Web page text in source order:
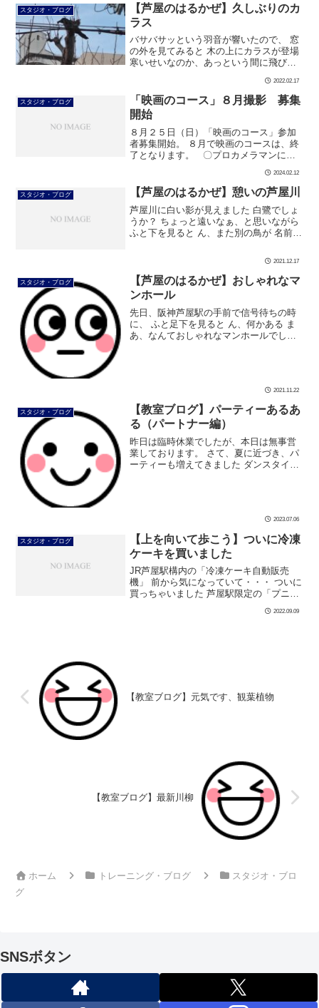
スタジオ・ブログ
【芦屋のはるかぜ】久しぶりのカ
ラス
バサバサッという羽音が響いたので、 窓
の外を見てみると 木の上にカラスが登場
寒いせいなのか、あっという間に飛び立
す 写真を拡大すると雪が見れます ～寒い
日は 筋肉動かし 自己発電～ […]
2022.02.17
スタジオ・ブログ
「映画のコース」８月撮影 募集
開始
８月２５日（日）「映画のコース」参加
者募集開始。 ８月で映画のコースは、終
了となります。 〇プロカメラマンによ
る本格的なダンス ＝本格的な映画ダンス
シーン映像 &nbs […]
2024.02.12
スタジオ・ブログ 【芦屋のはるかぜ】憩いの芦屋川
芦屋川に白い影が見えました 白鷺でしょ
うか？ ちょっと遠いなぁ、と思いながら
ふと下を見ると ん、また別の鳥が 名前は
冷たいと思いますが、 芦屋川は野鳥の憩
2021.12.17
スタジオ・ブログ
【芦屋のはるかぜ】おしゃれなマ
ンホール
先日、阪神芦屋駅の手前で信号待ちの時
に、 ふと足下を見ると ん、何かある ま
あ、なんておしゃれなマンホールでしょ
2021.11.22
スタジオ・ブログ
【教室ブログ】パーティーあるあ
る（パートナー編）
昨日は臨時休業でしたが、本日は無事営
業しております。 さて、夏に近づき、パ
ーティーも増えてきました ダンスタイム
2023.07.06
スタジオ・ブログ
【上を向いて歩こう】ついに冷凍
ケーキを買いました
JR芦屋駅構内の「冷凍ケーキ自動販売
機」 前から気になっていて・・・ ついに
買っちゃいました 芦屋駅限定の「プニマ
嫌の美由紀先生です 3個要り入りの「プ
2022.09.09
【教室ブログ】元気です、観葉植物
【教室ブログ】最新川柳
ホーム トレーニング・ブログ
スタジオ・ブロ
グ
SNSボタン